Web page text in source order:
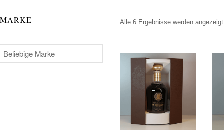
MARKE Alle 6 Ergebnisse werden angezeigt